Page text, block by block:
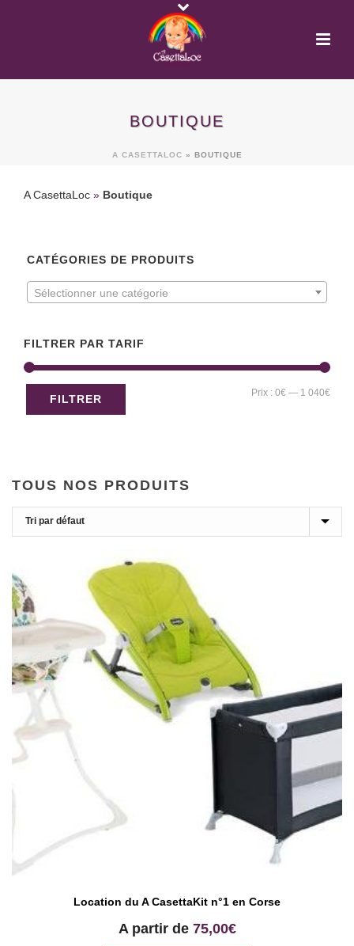
BOUTIQUE
A CASETTALOC » BOUTIQUE
A CasettaLoc » Boutique
CATÉGORIES DE PRODUITS
Sélectionner une catégorie
FILTRER PAR TARIF
Prix
Prix
FILTRER Prix : 0€ — 1 040€
TOUS NOS PRODUITS
Location du A CasettaKit n°1 en Corse
A partir de 75,00€